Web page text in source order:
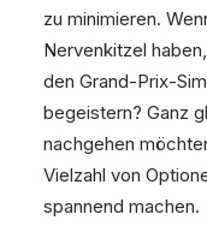
zu minimieren.
Nervenkitzel
den Grand-Prix-
begeistern? Ganz
nachgehen
Vielzahl von
spannend machen.